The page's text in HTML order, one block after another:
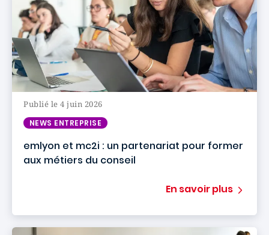
Publié le 4 juin 2026
NEWS ENTREPRISE
emlyon et mc2i : un partenariat pour former
aux métiers du conseil
En savoir plus